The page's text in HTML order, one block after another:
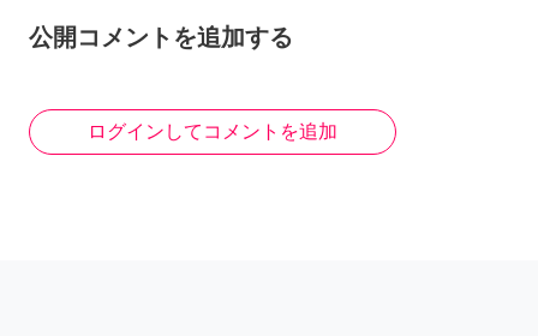
公開コメントを追加する
ログインしてコメントを追加